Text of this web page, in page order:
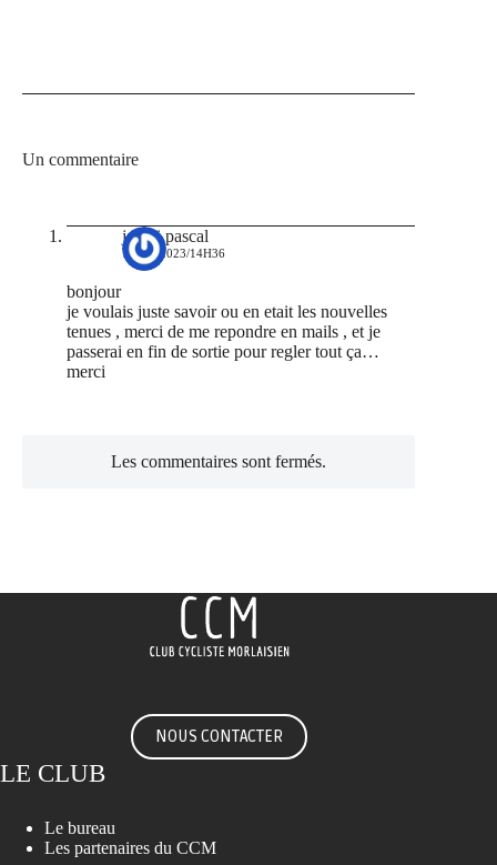
Un commentaire
janiki pascal
1 MAI 2023/14H36
bonjour
je voulais juste savoir ou en etait les nouvelles
tenues , merci de me repondre en mails , et je
passerai en fin de sortie pour regler tout ça…
merci
Les commentaires sont fermés.
NOUS CONTACTER
LE CLUB
Le bureau
Les partenaires du CCM